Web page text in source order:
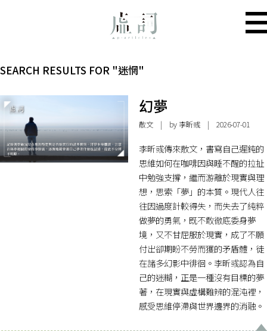
SEARCH RESULTS FOR "迷惘"
幻夢
散文| by 李昕彧 | 2026-07-01
李昕彧傳來散文，書寫自己遲鈍的
思維如何在咖啡因與睡不醒的拉扯
中勉強支撐，繼而游離於現實與理
想，思索「夢」的本質。現代人往
往因過度計較得失，而失去了純粹
做夢的勇氣，既不敢徹底委身夢
境，又不甘屈服於現實，成了不願
付出卻期盼不勞而獲的矛盾體，徒
在諸多幻影中徘徊。李昕彧認為自
己的迷糊，正是一種沒有目標的夢
著，在現實與虛構難辨的混沌裡，
感受思維停滯與世界邊界的消融。